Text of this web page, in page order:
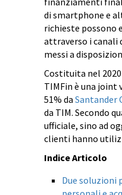
di smartphone e
richieste possono
attraverso i canali
messi a
Costituita nel
TIMFin è una joint
51% da Santander
da TIM. Secondo
ufficiale, sino ad
clienti hanno
Indice Articolo
Due soluzioni